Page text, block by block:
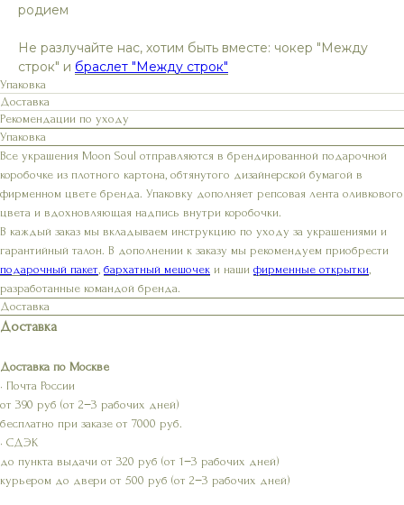
родием
Не разлучайте нас, хотим быть вместе: чокер "Между
строк" и браслет "Между строк"
Упаковка
Доставка
Рекомендации по уходу
Упаковка
Все украшения Moon Soul отправляются в брендированной подарочной
коробочке из плотного картона, обтянутого дизайнерской бумагой в
фирменном цвете бренда. Упаковку дополняет репсовая лента оливкового
цвета и вдохновляющая надпись внутри коробочки.
В каждый заказ мы вкладываем инструкцию по уходу за украшениями и
гарантийный талон. В дополнении к заказу мы рекомендуем приобрести
подарочный пакет бархатный мешочек и наши фирменные открытки
разработанные командой бренда.
Доставка
Доставка
Доставка по Москве
• Почта России
от 390 руб (от 2−3 рабочих дней)
бесплатно при заказе от 7000 руб.
• СДЭК
до пункта выдачи от 320 руб (от 1−3 рабочих дней)
курьером до двери от 500 руб (от 2−3 рабочих дней)